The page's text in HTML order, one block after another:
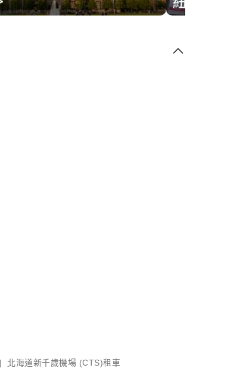
北海道新千歲機場 (CTS)租車